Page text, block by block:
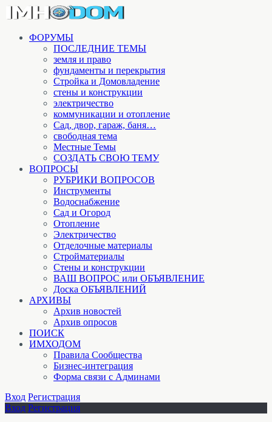
ФОРУМЫ
ПОСЛЕДНИЕ ТЕМЫ
земля и право
фундаменты и перекрытия
Стройка и Домовладение
стены и конструкции
электричество
коммуникации и отопление
Cад, двор, гараж, баня…
свободная тема
Местные Темы
СОЗДАТЬ СВОЮ ТЕМУ
ВОПРОСЫ
РУБРИКИ ВОПРОСОВ
Инструменты
Водоснабжение
Сад и Огород
Отопление
Электричество
Отделочные материалы
Стройматериалы
Стены и конструкции
ВАШ ВОПРОС или ОБЪЯВЛЕНИЕ
Доска ОБЪЯВЛЕНИЙ
АРХИВЫ
Архив новостей
Архив опросов
ПОИСК
ИМХОДОМ
Правила Сообщества
Бизнес-интеграция
Форма связи с Админами
Вход Регистрация
Вход Регистрация